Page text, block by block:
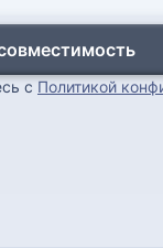
с Политикой